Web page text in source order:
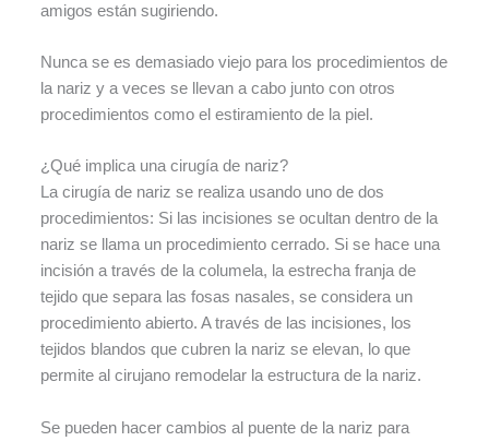
amigos están sugiriendo.
Nunca se es demasiado viejo para los procedimientos de
la nariz y a veces se llevan a cabo junto con otros
procedimientos como el estiramiento de la piel.
¿Qué implica una cirugía de nariz?
La cirugía de nariz se realiza usando uno de dos
procedimientos: Si las incisiones se ocultan dentro de la
nariz se llama un procedimiento cerrado. Si se hace una
incisión a través de la columela, la estrecha franja de
tejido que separa las fosas nasales, se considera un
procedimiento abierto. A través de las incisiones, los
tejidos blandos que cubren la nariz se elevan, lo que
permite al cirujano remodelar la estructura de la nariz.
Se pueden hacer cambios al puente de la nariz para